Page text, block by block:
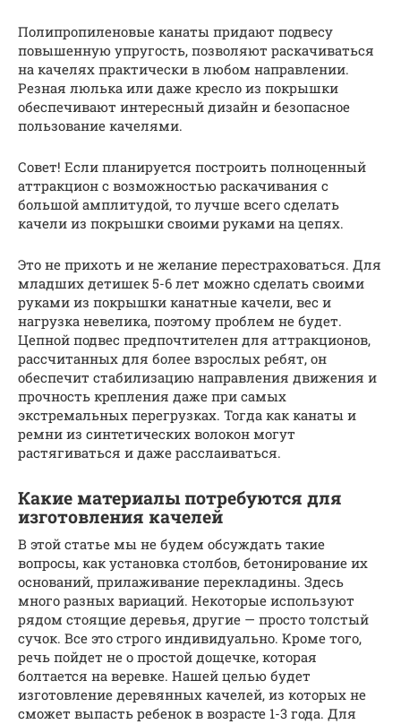
Полипропиленовые канаты придают подвесу
повышенную упругость, позволяют раскачиваться
на качелях практически в любом направлении.
Резная люлька или даже кресло из покрышки
обеспечивают интересный дизайн и безопасное
пользование качелями.
Совет! Если планируется построить полноценный
аттракцион с возможностью раскачивания с
большой амплитудой, то лучше всего сделать
качели из покрышки своими руками на цепях.
Это не прихоть и не желание перестраховаться. Для
младших детишек 5-6 лет можно сделать своими
руками из покрышки канатные качели, вес и
нагрузка невелика, поэтому проблем не будет.
Цепной подвес предпочтителен для аттракционов,
рассчитанных для более взрослых ребят, он
обеспечит стабилизацию направления движения и
прочность крепления даже при самых
экстремальных перегрузках. Тогда как канаты и
ремни из синтетических волокон могут
растягиваться и даже расслаиваться.
Какие материалы потребуются для
изготовления качелей
В этой статье мы не будем обсуждать такие
вопросы, как установка столбов, бетонирование их
оснований, прилаживание перекладины. Здесь
много разных вариаций. Некоторые используют
рядом стоящие деревья, другие — просто толстый
сучок. Все это строго индивидуально. Кроме того,
речь пойдет не о простой дощечке, которая
болтается на веревке. Нашей целью будет
изготовление деревянных качелей, из которых не
сможет выпасть ребенок в возрасте 1-3 года. Для